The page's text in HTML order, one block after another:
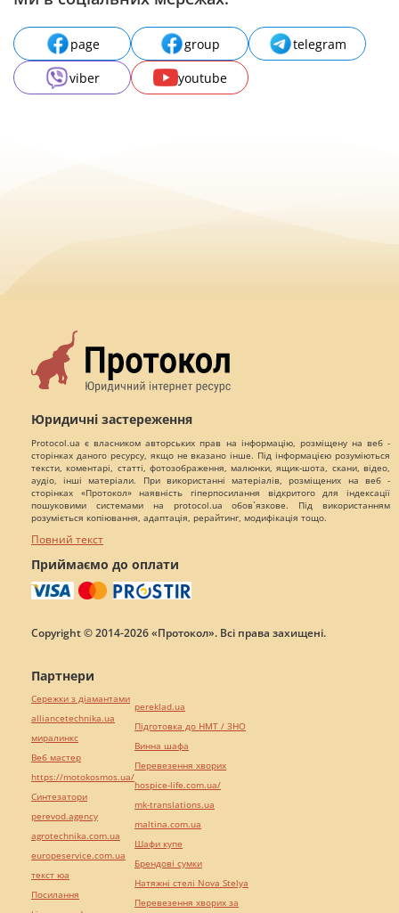
page group
telegram
viber
youtube
Юридичні застереження
Protocol.ua є власником авторських прав на інформацію, розміщену на веб -
сторінках даного ресурсу, якщо не вказано інше. Під інформацією розуміються
тексти, коментарі, статті, фотозображення, малюнки, ящик-шота, скани, відео,
аудіо, інші матеріали. При використанні матеріалів, розміщених на веб -
сторінках «Протокол» наявність гіперпосилання відкритого для індексації
пошуковими системами на protocol.ua обов`язкове. Під використанням
розуміється копіювання, адаптація, рерайтинг, модифікація тощо.
Повний текст
Приймаємо до оплати
Copyright © 2014-2026 «Протокол». Всі права захищені.
Партнери
Сережки з діамантами
alliancetechnika.ua
миралинкс
Веб мастер
https://motokosmos.ua/
Синтезатори
perevod.agency
agrotechnika.com.ua
europeservice.com.ua
текст юа
Посилання
pereklad.ua
Підготовка до НМТ / ЗНО
Винна шафа
Перевезення хворих
hospice-life.com.ua/
mk-translations.ua
maltina.com.ua
Шафи купе
Брендові сумки
Натяжні стелі Nova Stelya
Перевезення хворих за